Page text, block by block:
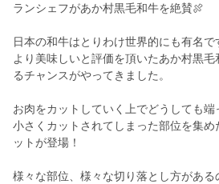
ランシェフがあか村黒毛和牛を絶賛🍖
日本の和牛はとりわけ世界的にも有名
より美味しいと評価を頂いたあか村黒毛
るチャンスがやってきました。
お肉をカットしていく上でどうしても端
小さくカットされてしまった部位を集め
ットが登場！
様々な部位、様々な切り落とし方がある